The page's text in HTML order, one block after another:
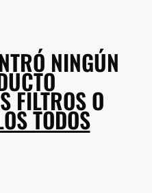
NINGÚN
FILTROS O
TODOS